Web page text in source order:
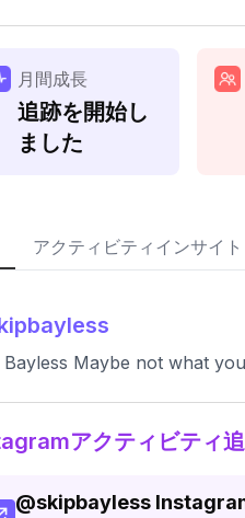
月間成長
追跡を開始し
ました
アクティビティインサイト
Bayless Maybe not what
アクティビティ
@skipbayless